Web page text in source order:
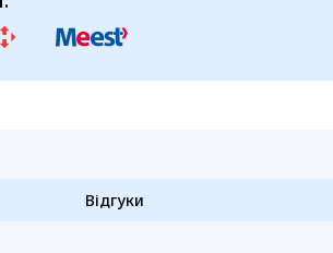
Відгуки